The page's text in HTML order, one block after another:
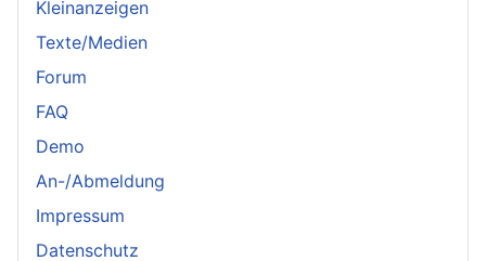
Kleinanzeigen
Texte/Medien
Forum
FAQ
Demo
An-/Abmeldung
Impressum
Datenschutz